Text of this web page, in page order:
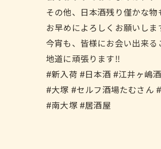
その他、日本酒残り僅かな物
お早めによろしくお願いしま
今宵も、皆様にお会い出来
地道に頑張ります‼️
#新入荷 #日本酒 #江井ヶ嶋
#大塚 #セルフ酒場たむさん
#南大塚 #居酒屋